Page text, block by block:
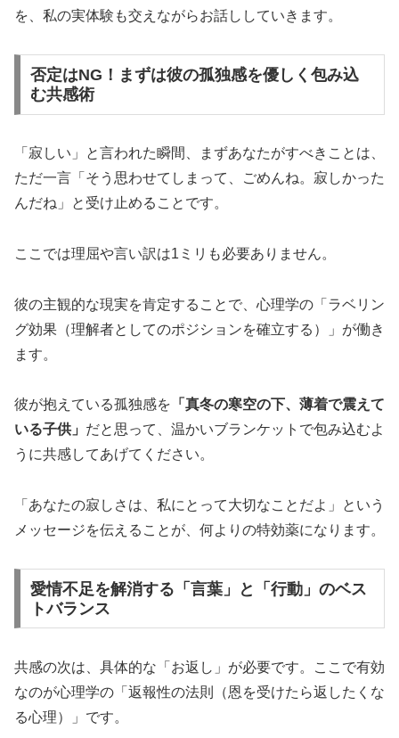
を、私の実体験も交えながらお話ししていきます。
否定はNG！まずは彼の孤独感を優しく包み込
む共感術
「寂しい」と言われた瞬間、まずあなたがすべきことは、
ただ一言「そう思わせてしまって、ごめんね。寂しかった
んだね」と受け止めることです。
ここでは理屈や言い訳は1ミリも必要ありません。
彼の主観的な現実を肯定することで、心理学の「 ラベリン
グ効果（理解者としてのポジションを確立する）
」が働き
ます。
彼が抱えている孤独感を 「真冬の寒空の下、薄着で震えて
いる子供」 だと思って、温かいブランケットで包み込むよ
うに共感してあげてください。
「あなたの寂しさは、私にとって大切なことだよ」という
メッセージを伝えることが、何よりの特効薬になります。
愛情不足を解消する「言葉」と「行動」のベス
トバランス
共感の次は、具体的な「お返し」が必要です。ここで有効
なのが心理学の「 返報性の法則（恩を受けたら返したくな
る心理）
」です。